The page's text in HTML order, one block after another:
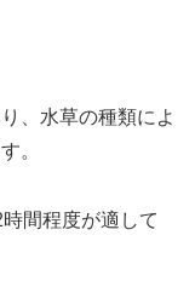
、水草の種類によ
。
間程度が適して